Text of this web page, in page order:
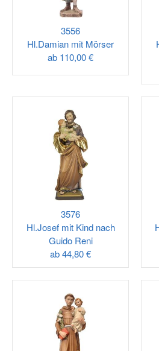
3556
Hl.Damian mit Mörser
ab 110,00 €
3576
Hl.Josef mit Kind nach
Guido Reni
ab44,80 €